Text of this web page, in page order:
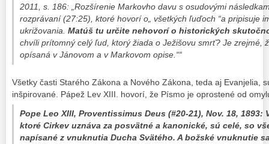
2011, s. 186: „Rozšírenie Markovho davu s osudovými
rozprávaní (27:25), ktoré hovorí o„ všetkých ľuďoch “a pripisuje
ukrižovania. Matúš tu určite nehovorí o historických
chvíli prítomný celý ľud, ktorý žiada o Ježišovu smrť? Je zrejmé,
opísaná v Jánovom a v Markovom opise.““
Všetky časti Starého Zákona a Nového Zákona, teda aj Evanjelia,
inšpirované. Pápež Lev XIII. hovorí, že Písmo je oprostené od
Pope Leo XIII, Proventissimus Deus (#20-21), Nov. 18, 1893:
ktoré Cirkev uznáva za posvätné a kanonické, sú celé, so
napísané z vnuknutia Ducha Svätého. A božské vnuknutie